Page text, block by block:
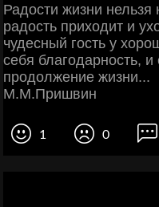
Радости жизни нельзя
радость приходит и
чудесный гость у
себя благодарность,
продолжение жизни...
М.М.Пришвин
1 0